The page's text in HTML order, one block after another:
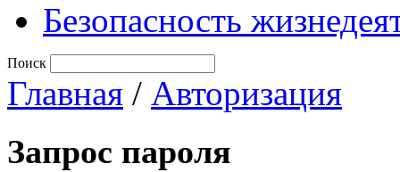
Безопасность
Поиск
Главная / Авторизация
Запрос пароля